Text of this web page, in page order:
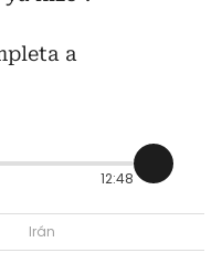
a
12:48
Irán